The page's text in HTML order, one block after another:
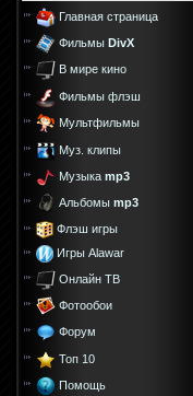
Главная страница
Фильмы DivX
В мире кино
Фильмы флэш
Мультфильмы
Муз. клипы
Музыка mp3
Альбомы mp3
Флэш игры
Игры Alawar
Онлайн ТВ
Фотообои
Форум
Топ 10
Помощь